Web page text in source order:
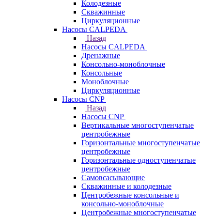
Колодезные
Скважинные
Циркуляционные
Насосы CALPEDA
Назад
Насосы CALPEDA
Дренажные
Консольно-моноблочные
Консольные
Моноблочные
Циркуляционные
Насосы CNP
Назад
Насосы CNP
Вертикальные многоступенчатые
центробежные
Горизонтальные многоступенчатые
центробежные
Горизонтальные одноступенчатые
центробежные
Самовсасывающие
Скважинные и колодезные
Центробежные консольные и
консольно-моноблочные
Центробежные многоступенчатые